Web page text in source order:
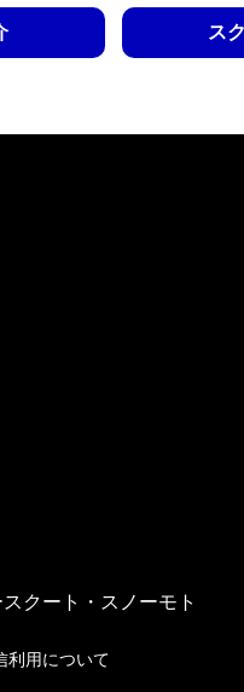
ス
スクート・スノーモト
利用について